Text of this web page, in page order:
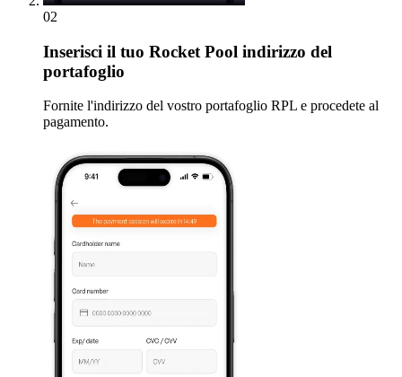
02
Inserisci il tuo Rocket Pool indirizzo del
portafoglio
Fornite l'indirizzo del vostro portafoglio RPL e procedete al
pagamento.